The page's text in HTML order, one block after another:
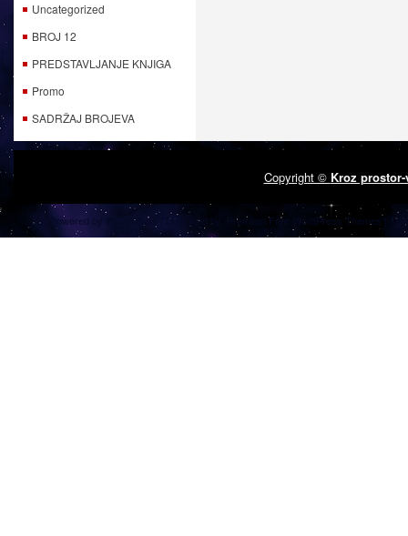
Uncategorized
BROJ 12
PREDSTAVLJANJE KNJIGA
Promo
SADRŽAJ BROJEVA
Copyright © Kroz prostor-
Powered by WordPress | Designed by: Premium Free WordPress Themes|